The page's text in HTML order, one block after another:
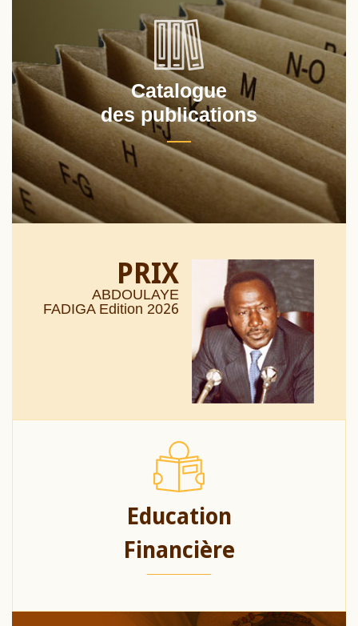
Catalogue
des publications
PRIX
ABDOULAYE
FADIGA Edition 2026
Education
Financière